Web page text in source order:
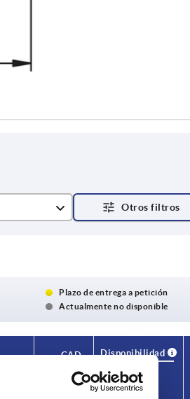
Plazo de entrega a petición
Actualmente no disponible
del
acero
CAD
Disponibilidad